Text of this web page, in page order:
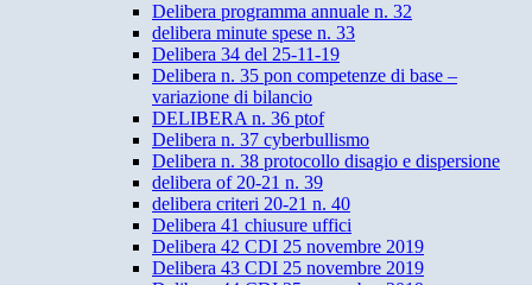
Delibera programma annuale n. 32
delibera minute spese n. 33
Delibera 34 del 25-11-19
Delibera n. 35 pon competenze di base –
variazione di bilancio
DELIBERA n. 36 ptof
Delibera n. 37 cyberbullismo
Delibera n. 38 protocollo disagio e dispersione
delibera of 20-21 n. 39
delibera criteri 20-21 n. 40
Delibera 41 chiusure uffici
Delibera 42 CDI 25 novembre 2019
Delibera 43 CDI 25 novembre 2019